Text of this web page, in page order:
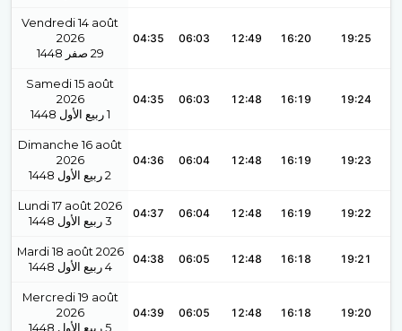
Vendredi 14 août
2026
1448 صفر 29
04:35 06:03 12:49 16:20 19:25
Samedi 15 août
2026
1448 ربيع الأول 1
04:35 06:03 12:48 16:19 19:24
Dimanche 16 août
2026
1448 ربيع الأول 2
04:36 06:04 12:48 16:19 19:23
Lundi 17 août 2026
1448 ربيع الأول 3
04:37 06:04 12:48 16:19 19:22
Mardi 18 août 2026
1448 ربيع الأول 4
04:38 06:05 12:48 16:18 19:21
Mercredi 19 août
2026
1448 ربيع الأول 5
04:39 06:05 12:48 16:18 19:20